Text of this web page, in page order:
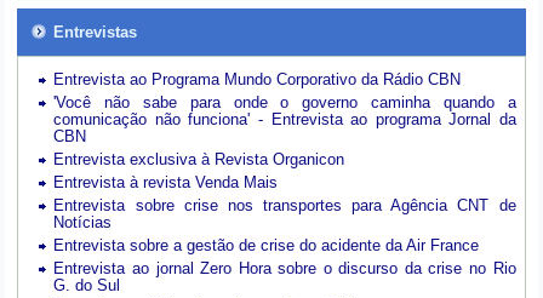
Entrevistas
Entrevista ao Programa Mundo Corporativo da Rádio CBN
'Você não sabe para onde o governo caminha quando a
comunicação não funciona' - Entrevista ao programa Jornal da
CBN
Entrevista exclusiva à Revista Organicon
Entrevista à revista Venda Mais
Entrevista sobre crise nos transportes para Agência CNT de
Notícias
Entrevista sobre a gestão de crise do acidente da Air France
Entrevista ao jornal Zero Hora sobre o discurso da crise no Rio
G. do Sul